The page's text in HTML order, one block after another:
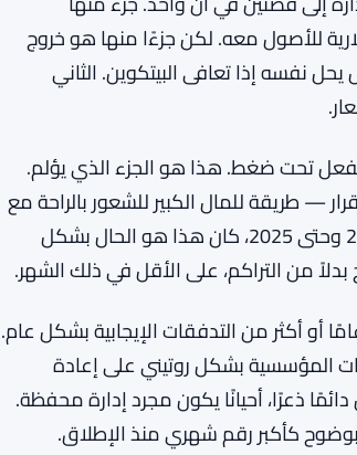
تفقد 4.51 مليار دولار في يونيو مع توجه المؤسسات نحو أسهم
تحت الإدارة إلى قصتين في آن واحد. جزء منها
للأصول معه. لكن جزءًا منها هو خروج
تحت ضغط. هذا هو الجزء الذي يؤلم.
طريقة للمال الكبير للشعور بالراحة مع